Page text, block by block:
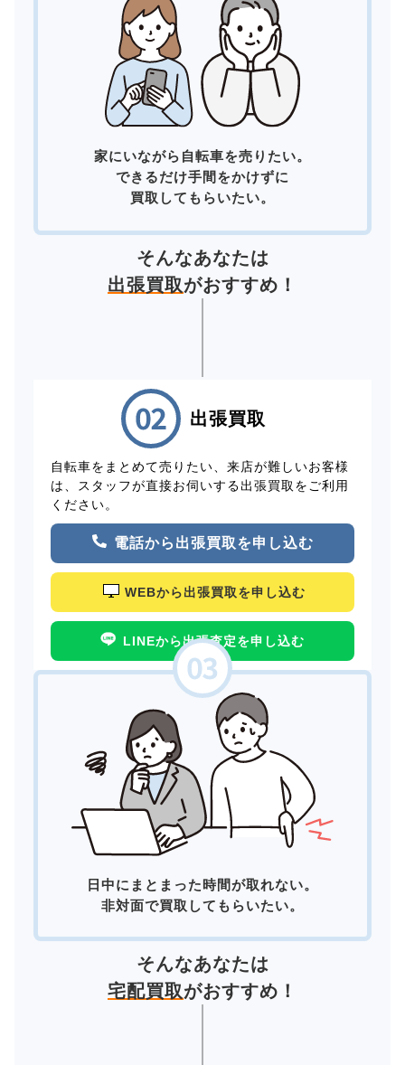
家にいながら自転車を売りたい。
できるだけ手間をかけずに
買取してもらいたい。
そんなあなたは
出張買取がおすすめ！
出張買取
自転車をまとめて売りたい、来店が難しいお客様
は、スタッフが直接お伺いする出張買取をご利用
ください。
電話から出張買取を申し込む
WEBから出張買取を申し込む
LINEから出張査定を申し込む
日中にまとまった時間が取れない。
非対面で買取してもらいたい。
そんなあなたは
宅配買取がおすすめ！